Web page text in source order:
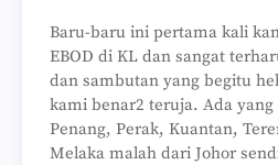
Baru-baru ini pertama kali
EBOD di KL dan sangat
dan sambutan yang begitu
kami benar2 teruja. Ada
Penang, Perak, Kuantan,
Melaka malah dari Johor